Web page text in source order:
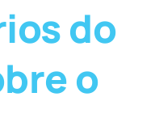
do
o